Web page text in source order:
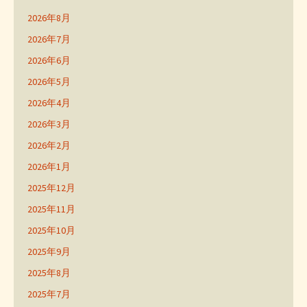
2026年8月
2026年7月
2026年6月
2026年5月
2026年4月
2026年3月
2026年2月
2026年1月
2025年12月
2025年11月
2025年10月
2025年9月
2025年8月
2025年7月